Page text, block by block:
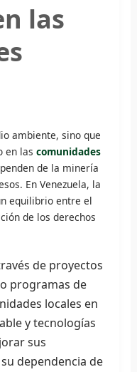
las
ambiente, sino que
en las comunidades
de la minería
En Venezuela, la
equilibrio entre el
de los derechos
de proyectos
programas de
locales en
y tecnologías
sus
dependencia de